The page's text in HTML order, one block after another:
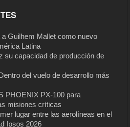
Guilhem Mallet como nuevo
Latina
su capacidad de producción de
del vuelo de desarrollo más
PHOENIX PX-100 para
misiones críticas
lugar entre las aerolíneas en el
Ipsos 2026